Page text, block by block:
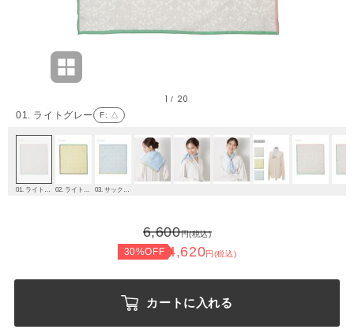
01. ライトグレー F: △
1 / 20
6,600円(税込)
30%OFF 4,620円(税込)
カートに入れる